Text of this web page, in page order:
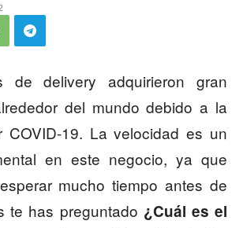
de delivery adquirieron gran
del mundo debido a la
COVID-19. La velocidad es un
en este negocio, ya que
mucho tiempo antes de
te has preguntado ¿Cuál es el